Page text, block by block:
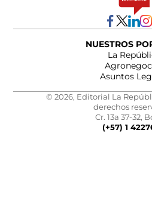
NUESTROS
La
Asuntos
© 2026, Editorial La
derechos
Cr. 13a 37-32,
(+57) 1